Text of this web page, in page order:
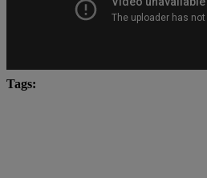
Tags: